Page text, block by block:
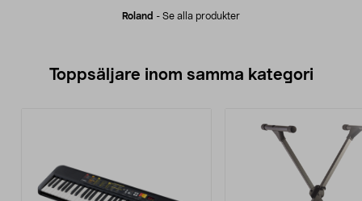
Roland - Se alla produkter
Toppsäljare inom samma kategori